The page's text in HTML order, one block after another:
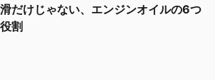
だけじゃない、エンジンオイルの6つ
割